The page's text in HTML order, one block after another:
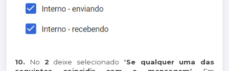
10. No 2 deixe selecionado "Se qualquer uma das